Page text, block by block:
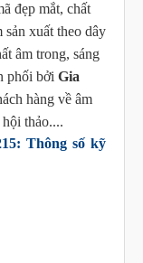
đẹp mắt, chất
sản xuất theo dây
âm trong, sáng
phối bởi Gia
hàng về âm
thảo....
Thông số kỹ